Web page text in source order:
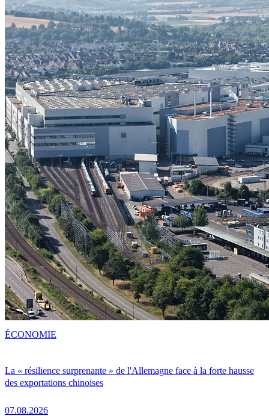
La « résilience surprenante » de l'Allemagne face à la forte hausse
des exportations chinoises
07.08.2026
ÉCONOMIE